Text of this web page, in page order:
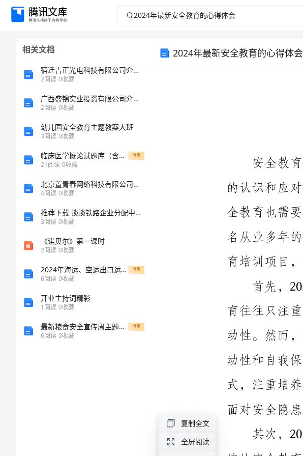
2024
2024
相关文档
宿迁吉正光电科技有限公司介绍企业发展分析报告
2阅读 0收藏
广西盛锦实业投资有限公司介绍企业发展分析报告
2阅读 0收藏
幼儿园安全教育主题教案大班
3阅读 0收藏
临床医学概论试题库（含参考答案） 付费
21阅读 0收藏
北京置青春网络科技有限公司介绍企业发展分析报告
4阅读 0收藏
推荐下载 谈谈铁路企业分配中相互攀比的原因及其解决办法
3阅读 0收藏
《诺贝尔》第一课时
2阅读 0收藏
2024年海运、空运出口运输代理协议 付费
6阅读 0收藏
开业主持词精彩
1阅读 0收藏
最新粮食安全宣传周主题活动方案 付费
6阅读 0收藏
2024年最新安全教育的心得体会
复制全文
全屏阅读